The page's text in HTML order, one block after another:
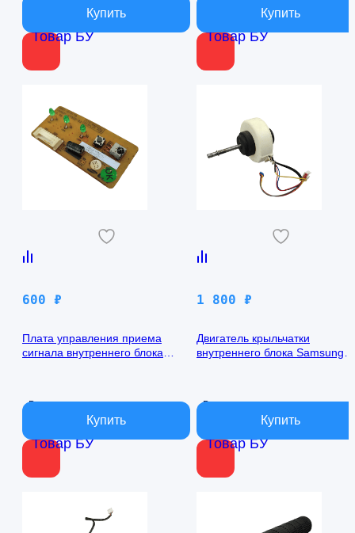
Товар БУ Товар БУ
Товар БУ
600 ₽
Плата управления приема
сигнала внутреннего блока
В наличии
Товар БУ
1 800 ₽
Двигатель крыльчатки
внутреннего блока Samsung
В наличии